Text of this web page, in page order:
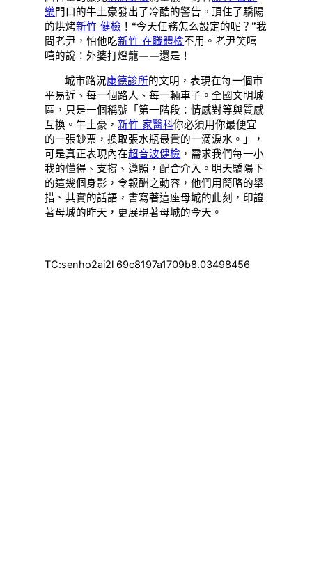
樂門口的牛土豪發出了冷酷的警告。頂住了驕陽
的烘烤新竹 健檢 ！“今天任務怎么設定的呢？”我
問老尹，怕他吃新竹 在職體檢不用。老尹笑嘻
嘻的說：外婆打燈籠——還是！
城市路況康德診所的文明，表現在每一個市
平易近、每一個路人、每一輛車子。全國文明城
區，只是一個稱號「第一階段：情感對等與質感
互換。牛土豪，新竹 家醫科你必須用你最便宜
的一張鈔票，換取張水瓶最貴的一滴淚水。」，
可是真正表現內在超音波健檢 ，需求我們每一小
我的懂得、支撐、遵照，配合介入。明天驕陽下
的這幾個身影，令報酬之動容，他們用簡略的舉
措、其實的話語，書寫著這座母城的此刻，印證
著母城的昨天，更展現著母城的今天。
TC:senho2ai2l 69c8197a1709b8.03498456